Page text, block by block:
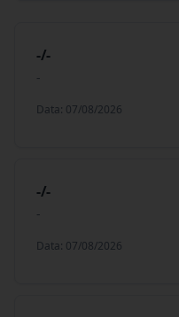
-/-
-
Data: 07/08/2026
-/-
-
Data: 07/08/2026